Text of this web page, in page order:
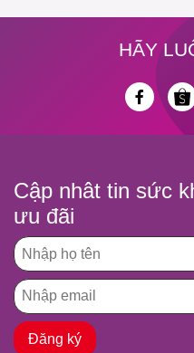
HÃY
Cập nhât tin sức
ưu đãi